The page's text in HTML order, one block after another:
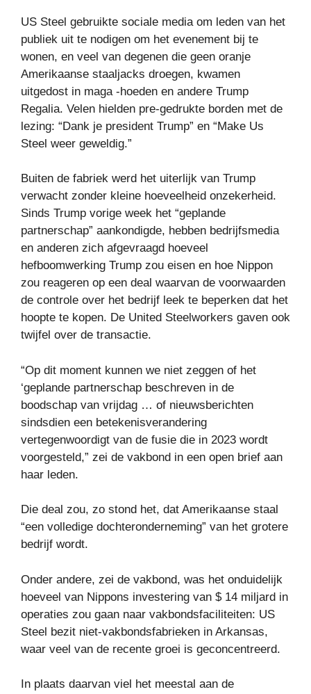
US Steel gebruikte sociale media om leden van het
publiek uit te nodigen om het evenement bij te
wonen, en veel van degenen die geen oranje
Amerikaanse staaljacks droegen, kwamen
uitgedost in maga -hoeden en andere Trump
Regalia. Velen hielden pre-gedrukte borden met de
lezing: “Dank je president Trump” en “Make Us
Steel weer geweldig.”
Buiten de fabriek werd het uiterlijk van Trump
verwacht zonder kleine hoeveelheid onzekerheid.
Sinds Trump vorige week het “geplande
partnerschap” aankondigde, hebben bedrijfsmedia
en anderen zich afgevraagd hoeveel
hefboomwerking Trump zou eisen en hoe Nippon
zou reageren op een deal waarvan de voorwaarden
de controle over het bedrijf leek te beperken dat het
hoopte te kopen. De United Steelworkers gaven ook
twijfel over de transactie.
“Op dit moment kunnen we niet zeggen of het
‘geplande partnerschap beschreven in de
boodschap van vrijdag … of nieuwsberichten
sindsdien een betekenisverandering
vertegenwoordigt van de fusie die in 2023 wordt
voorgesteld,” zei de vakbond in een open brief aan
haar leden.
Die deal zou, zo stond het, dat Amerikaanse staal
“een volledige dochteronderneming” van het grotere
bedrijf wordt.
Onder andere, zei de vakbond, was het onduidelijk
hoeveel van Nippons investering van $ 14 miljard in
operaties zou gaan naar vakbondsfaciliteiten: US
Steel bezit niet-vakbondsfabrieken in Arkansas,
waar veel van de recente groei is geconcentreerd.
In plaats daarvan viel het meestal aan de